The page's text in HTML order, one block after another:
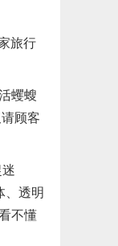
旅行
蠼螋
顾客
、透明
不懂